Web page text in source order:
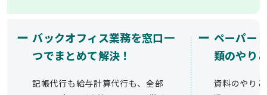
ー バックオフィス業務を窓口一
つでまとめて解決！
記帳代行も給与計算代行も、全部
ー ペーパー
類のやり
資料のやり